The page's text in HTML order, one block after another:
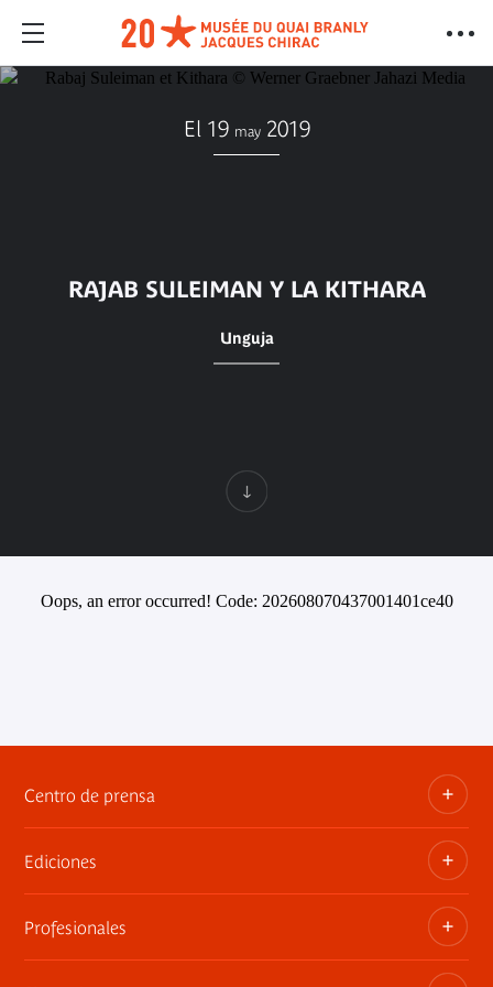
El 19 may 2019
RAJAB SULEIMAN Y LA KITHARA
Unguja
Oops, an error occurred! Code: 202608070437001401ce40
Centro de prensa
Dosieres, comunicados de prensa, anuncios de
exposiciones
Ediciones
Las publicaciones del museo
Profesionales